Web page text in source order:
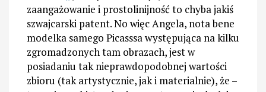
zaangażowanie i prostolinijność to chyba jakiś
szwajcarski patent. No więc Angela, nota bene
modelka samego Picasssa występująca na kilku
zgromadzonych tam obrazach, jest w
posiadaniu tak nieprawdopodobnej wartości
zbioru (tak artystycznie, jak i materialnie), że –